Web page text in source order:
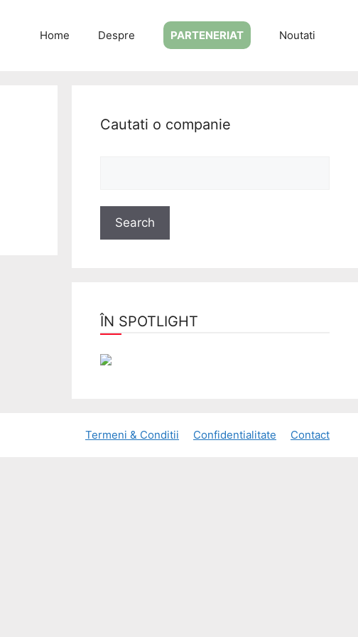
Home Despre PARTENERIAT Noutati
Cautati o companie
ÎN SPOTLIGHT
Termeni & Conditii Confidentialitate Contact